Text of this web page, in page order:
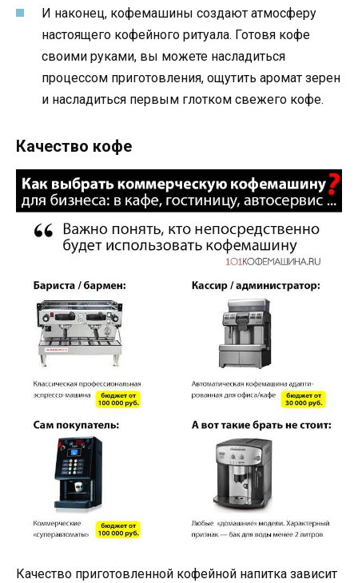
И наконец, кофемашины создают атмосферу
настоящего кофейного ритуала. Готовя кофе
своими руками, вы можете насладиться
процессом приготовления, ощутить аромат зерен
и насладиться первым глотком свежего кофе.
Качество кофе
Качество приготовленной кофейной напитка зависит